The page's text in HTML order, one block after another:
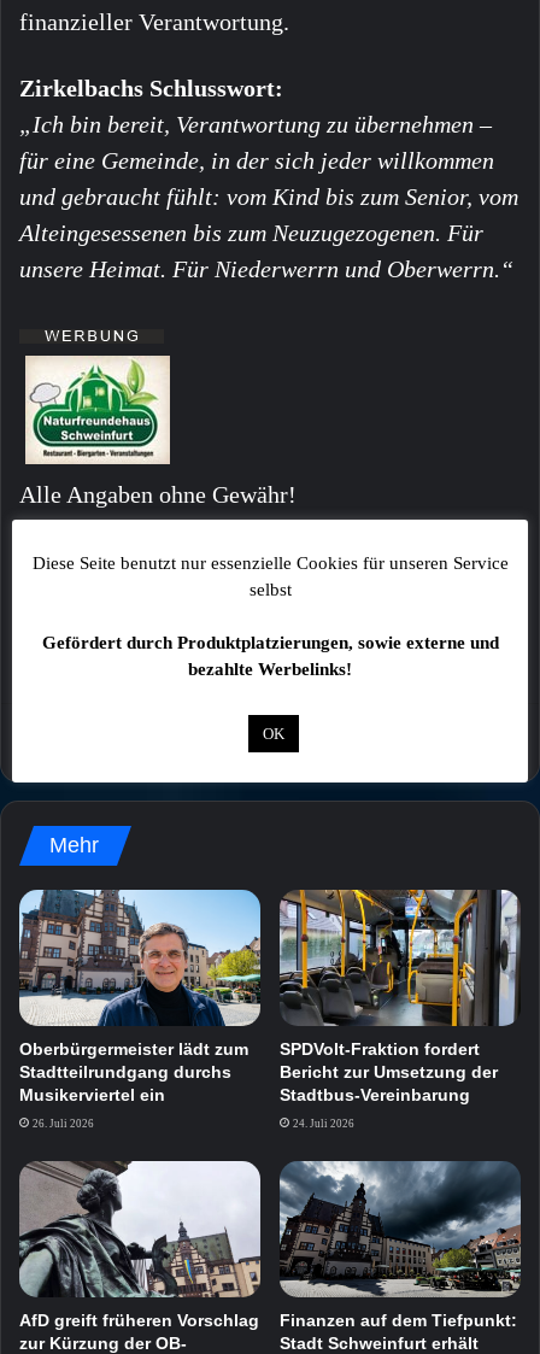
finanzieller Verantwortung.
Zirkelbachs Schlusswort:
„Ich bin bereit, Verantwortung zu übernehmen –
für eine Gemeinde, in der sich jeder willkommen
und gebraucht fühlt: vom Kind bis zum Senior, vom
Alteingesessenen bis zum Neuzugezogenen. Für
unsere Heimat. Für Niederwerrn und Oberwerrn.“
Alle Angaben ohne Gewähr!
Kommentare von Lesern stellen keinesfalls die
Meinung der Redaktion dar!
Mehr
Oberbürgermeister lädt zum
Stadtteilrundgang durchs
Musikerviertel ein
26. Juli 2026
SPDVolt-Fraktion fordert
Bericht zur Umsetzung der
Stadtbus-Vereinbarung
24. Juli 2026
AfD greift früheren Vorschlag
zur Kürzung der OB-
Finanzen auf dem Tiefpunkt:
Stadt Schweinfurt erhält
Diese Seite benutzt nur essenzielle Cookies für unseren Service
selbst
Gefördert durch Produktplatzierungen, sowie externe und
bezahlte Werbelinks!
OK